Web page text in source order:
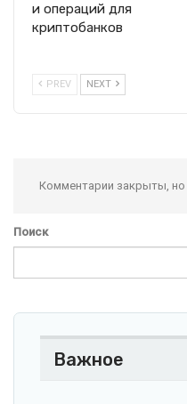
и операций для
криптобанков
PREV NEXT
Комментарии закрыты, но
Поиск
Важное